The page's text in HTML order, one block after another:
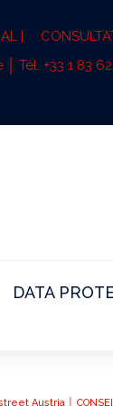
|
Tél. +33 1 83
DATA
Austria │